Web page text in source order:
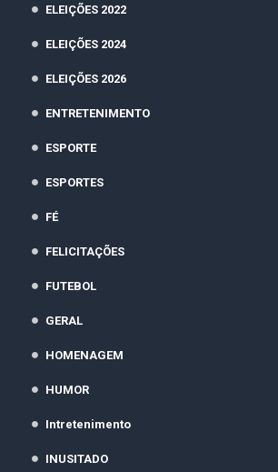
ELEIÇÕES 2022
ELEIÇÕES 2024
ELEIÇÕES 2026
ENTRETENIMENTO
ESPORTE
ESPORTES
FÉ
FELICITAÇÕES
FUTEBOL
GERAL
HOMENAGEM
HUMOR
Intretenimento
INUSITADO